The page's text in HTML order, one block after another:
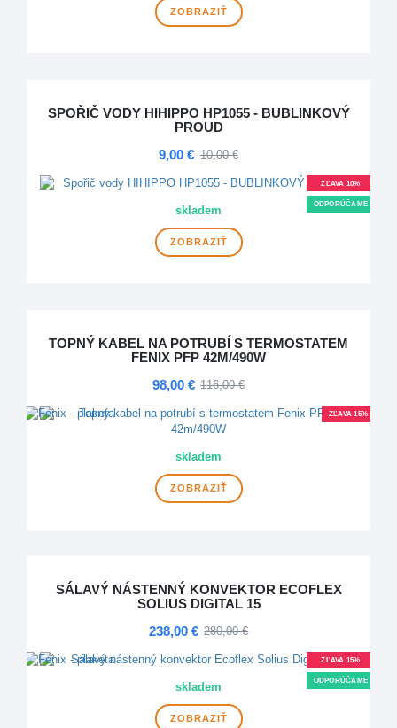
ZOBRAZIŤ
SPOŘIČ VODY HIHIPPO HP1055 - BUBLINKOVÝ
PROUD
9,00 € 10,00 €
ZĽAVA 10%
ODPORÚČAME
skladem
ZOBRAZIŤ
TOPNÝ KABEL NA POTRUBÍ S TERMOSTATEM
FENIX PFP 42M/490W
98,00 € 116,00 €
ZĽAVA 15%
skladem
ZOBRAZIŤ
SÁLAVÝ NÁSTENNÝ KONVEKTOR ECOFLEX
SOLIUS DIGITAL 15
238,00 € 280,00 €
ZĽAVA 15%
ODPORÚČAME
skladem
ZOBRAZIŤ